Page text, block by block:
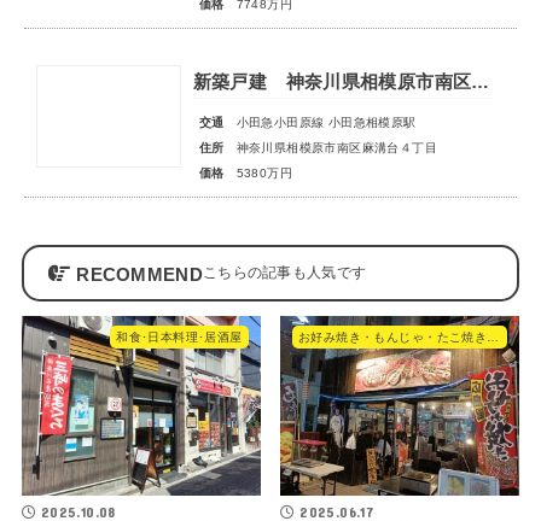
価格 7748万円
新築戸建 神奈川県相模原市南区麻溝台４丁目
交通
小田急小田原線 小田急相模原駅
住所
神奈川県相模原市南区麻溝台４丁目
価格
5380万円
RECOMMEND
和食･日本料理･居酒屋
2025.10.08
お好み焼き・もんじゃ・たこ焼き・やきそば
2025.06.17